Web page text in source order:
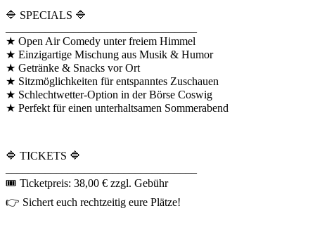
🔷 SPECIALS 🔷
★ Open Air Comedy unter freiem Himmel
★ Einzigartige Mischung aus Musik & Humor
★ Getränke & Snacks vor Ort
★ Sitzmöglichkeiten für entspanntes Zuschauen
★ Schlechtwetter-Option in der Börse Coswig
★ Perfekt für einen unterhaltsamen Sommerabend
🔷 TICKETS 🔷
🎟 Ticketpreis: 38,00 € zzgl. Gebühr
👉 Sichert euch rechtzeitig eure Plätze!